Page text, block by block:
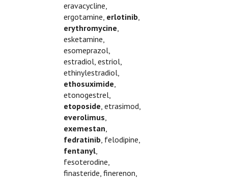
eravacycline,
ergotamine, erlotinib,
erythromycine,
esketamine,
esomeprazol,
estradiol, estriol,
ethinylestradiol,
ethosuximide,
etonogestrel,
etoposide, etrasimod,
everolimus,
exemestan,
fedratinib, felodipine,
fentanyl,
fesoterodine,
finasteride, finerenon,